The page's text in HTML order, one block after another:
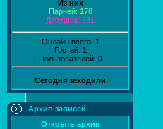
Из них
Парней: 178
Девушек: 331
Онлайн всего: 1
Гостей: 1
Пользователей: 0
Сегодня заходили
Архив записей
Открыть архив